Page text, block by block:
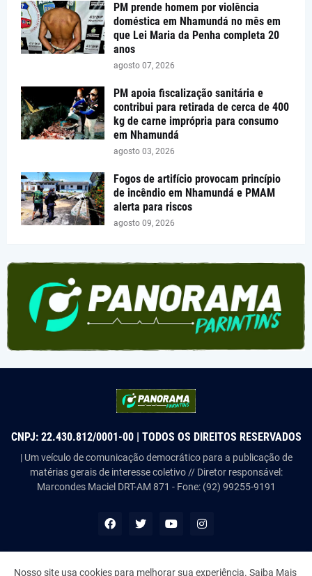
PM prende homem por violência
doméstica em Nhamundá no mês em
que Lei Maria da Penha completa 20
anos
agosto 07, 2026
PM apoia fiscalização sanitária e
contribui para retirada de cerca de 400
kg de carne imprópria para consumo
em Nhamundá
agosto 03, 2026
Fogos de artifício provocam princípio
de incêndio em Nhamundá e PMAM
alerta para riscos
agosto 09, 2026
CNPJ: 22.430.812/0001-00 | TODOS OS DIREITOS RESERVADOS
| Um veículo de comunicação democrático para a publicação de
matérias gerais de interesse coletivo // Diretor responsável:
Marcondes Maciel DRT-AM 871 - Fone: (92) 99255-9191
Nosso site usa cookies para melhorar sua experiência. Saiba Mais